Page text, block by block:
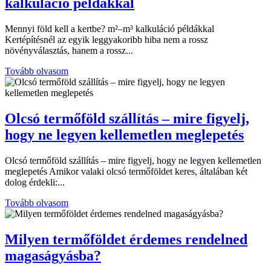
kalkuláció példákkal
Mennyi föld kell a kertbe? m²–m³ kalkuláció példákkal
Kertépítésnél az egyik leggyakoribb hiba nem a rossz
növényválasztás, hanem a rossz...
Tovább olvasom
Olcsó termőföld szállítás – mire figyelj,
hogy ne legyen kellemetlen meglepetés
Olcsó termőföld szállítás – mire figyelj, hogy ne legyen kellemetlen
meglepetés Amikor valaki olcsó termőföldet keres, általában két
dolog érdekli:...
Tovább olvasom
Milyen termőföldet érdemes rendelned
magaságyásba?